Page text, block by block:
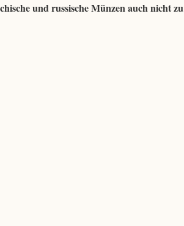
und russische Münzen auch nicht zu